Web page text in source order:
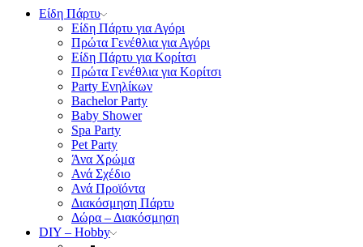
Είδη Πάρτυ
Είδη Πάρτυ για Αγόρι
Πρώτα Γενέθλια για Αγόρι
Είδη Πάρτυ για Κορίτσι
Πρώτα Γενέθλια για Κορίτσι
Party Ενηλίκων
Bachelor Party
Baby Shower
Spa Party
Pet Party
Άνα Χρώμα
Ανά Σχέδιο
Ανά Προϊόντα
Διακόσμηση Πάρτυ
Δώρα – Διακόσμηση
DIY – Hobby